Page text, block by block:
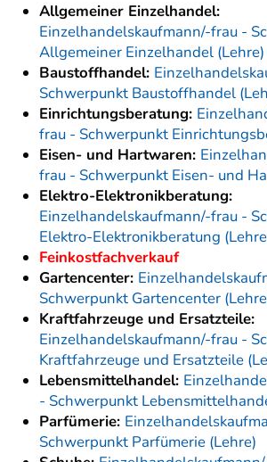
Allgemeiner Einzelhandel:
Einzelhandelskaufmann/-frau -
Allgemeiner Einzelhandel (Lehre)
Baustoffhandel:
Schwerpunkt Baustoffhandel
Einrichtungsberatung:
frau - Schwerpunkt
Eisen- und Hartwaren:
frau - Schwerpunkt Eisen- und
Elektro-Elektronikberatung:
Einzelhandelskaufmann/-frau -
Elektro-Elektronikberatung
Feinkostfachverkauf
Gartencenter:
Schwerpunkt Gartencenter
Kraftfahrzeuge und Ersatzteile:
Einzelhandelskaufmann/-frau -
Kraftfahrzeuge und Ersatzteile
Lebensmittelhandel:
- Schwerpunkt
Parfümerie:
Schwerpunkt Parfümerie (Lehre)